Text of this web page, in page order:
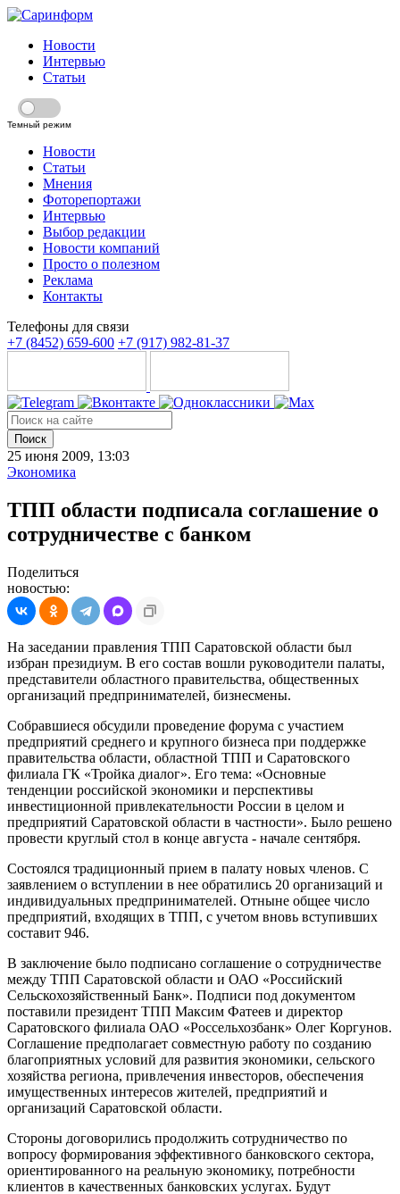
Новости
Интервью
Статьи
Темный режим
Новости
Статьи
Мнения
Фоторепортажи
Интервью
Выбор редакции
Новости компаний
Просто о полезном
Реклама
Контакты
Телефоны для связи
+7 (8452) 659-600 +7 (917) 982-81-37
Поиск
25 июня 2009, 13:03
Экономика
ТПП области подписала соглашение о
сотрудничестве с банком
Поделиться
новостью:
На заседании правления ТПП Саратовской области был
избран президиум. В его состав вошли руководители палаты,
представители областного правительства, общественных
организаций предпринимателей, бизнесмены.
Собравшиеся обсудили проведение форума с участием
предприятий среднего и крупного бизнеса при поддержке
правительства области, областной ТПП и Саратовского
филиала ГК «Тройка диалог». Его тема: «Основные
тенденции российской экономики и перспективы
инвестиционной привлекательности России в целом и
предприятий Саратовской области в частности». Было решено
провести круглый стол в конце августа - начале сентября.
Состоялся традиционный прием в палату новых членов. С
заявлением о вступлении в нее обратились 20 организаций и
индивидуальных предпринимателей. Отныне общее число
предприятий, входящих в ТПП, с учетом вновь вступивших
составит 946.
В заключение было подписано соглашение о сотрудничестве
между ТПП Саратовской области и ОАО «Российский
Сельскохозяйственный Банк». Подписи под документом
поставили президент ТПП Максим Фатеев и директор
Саратовского филиала ОАО «Россельхозбанк» Олег Коргунов.
Соглашение предполагает совместную работу по созданию
благоприятных условий для развития экономики, сельского
хозяйства региона, привлечения инвесторов, обеспечения
имущественных интересов жителей, предприятий и
организаций Саратовской области.
Стороны договорились продолжить сотрудничество по
вопросу формирования эффективного банковского сектора,
ориентированного на реальную экономику, потребности
клиентов в качественных банковских услугах. Будут